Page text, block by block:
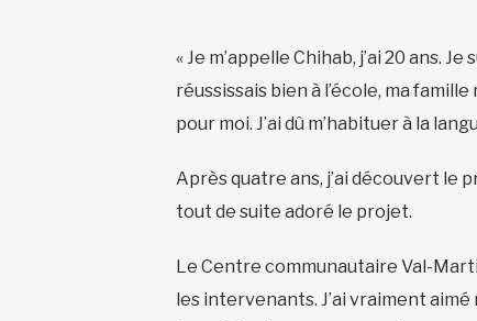
« Je m’appelle Chihab, j’ai 20 ans.
réussissais bien à l’école, ma
pour moi. J’ai dû m’habituer à la
Après quatre ans, j’ai découvert le
tout de suite adoré le projet.
Le Centre communautaire Val-
les intervenants. J’ai vraiment